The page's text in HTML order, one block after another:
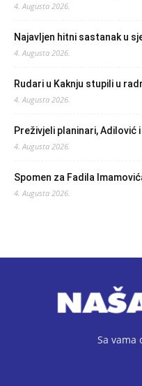
4. Augusta 2026.
Najavljen hitni sastanak u
4. Augusta 2026.
Rudari u Kaknju stupili u
4. Augusta 2026.
Preživjeli planinari, Adilović
4. Augusta 2026.
Spomen za Fadila
4. Augusta 2026.
Sa vama